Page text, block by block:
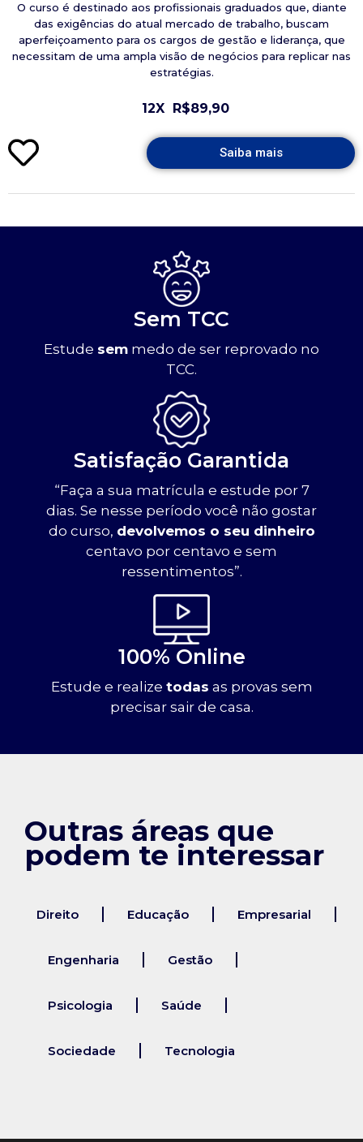
O curso é destinado aos profissionais graduados que, diante
das exigências do atual mercado de trabalho, buscam
aperfeiçoamento para os cargos de gestão e liderança, que
necessitam de uma ampla visão de negócios para replicar nas
estratégias.
12X R$89,90
Saiba mais
Sem TCC
Estude sem medo de ser reprovado no
TCC.
Satisfação Garantida
“Faça a sua matrícula e estude por 7
dias. Se nesse período você não gostar
do curso, devolvemos o seu dinheiro
centavo por centavo e sem
ressentimentos”.
100% Online
Estude e realize todas as provas sem
precisar sair de casa.
Outras áreas que
podem te interessar
Direito Educação Empresarial
Engenharia Gestão
Psicologia Saúde
Sociedade Tecnologia